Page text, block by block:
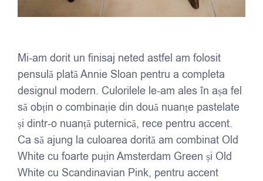
Mi-am dorit un finisaj neted astfel am folosit
pensulă plată Annie Sloan pentru a completa
designul modern. Culorilele le-am ales în așa fel
să obțin o combinație din două nuanțe pastelate
și dintr-o nuanță puternică, rece pentru accent.
Ca să ajung la culoarea dorită am combinat Old
White cu foarte puțin Amsterdam Green și Old
White cu Scandinavian Pink, pentru accent